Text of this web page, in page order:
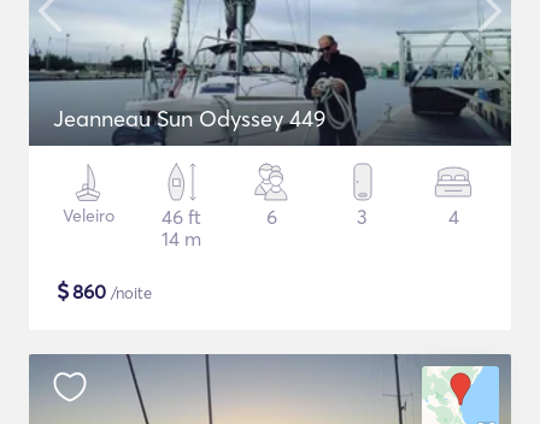
Jeanneau Sun Odyssey 449
Veleiro
46 ft
14 m
6 3 4
$860 /noite